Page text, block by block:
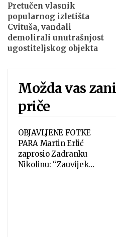
Pretučen vlasnik
popularnog izletišta
Cvituša, vandali
demolirali unutrašnjost
ugostiteljskog objekta
Možda vas
priče
OBJAVLJENE FOTKE
PARA Martin Erlić
zaprosio Zadranku
Nikolinu: “Zauvijek…